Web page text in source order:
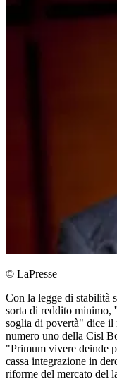
© LaPresse
Con la legge di stabilità
sorta di reddito minimo,
soglia di povertà" dice
numero uno della Cisl
"Primum vivere deinde
cassa integrazione in
riforme del mercato del